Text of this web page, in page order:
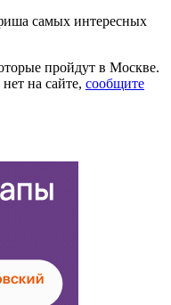
самых интересных
пройдут в Москве.
на сайте, сообщите